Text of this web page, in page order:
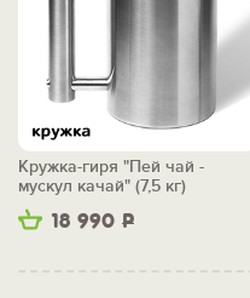
18 990 Р
Кружка-гиря "Пей чай -
мускул качай" (7,5 кг)